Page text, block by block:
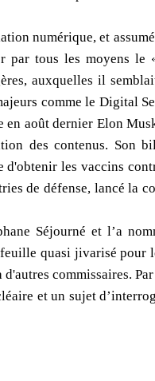
numérique, et
par tous les moyens le
auxquelles il
comme le Digital
août dernier Elon
des contenus. Son
d'obtenir les vaccins
de défense, lancé la
Séjourné et l’a
quasi jivarisé pour
commissaires.
et un sujet